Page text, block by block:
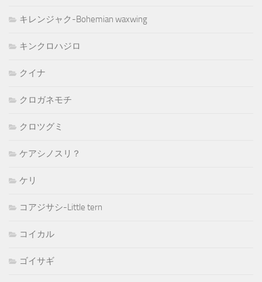
キレンジャク-Bohemian waxwing
キンクロハジロ
クイナ
クロガネモチ
クロツグミ
ケアシノスリ？
ケリ
コアジサシ-Little tern
コイカル
ゴイサギ